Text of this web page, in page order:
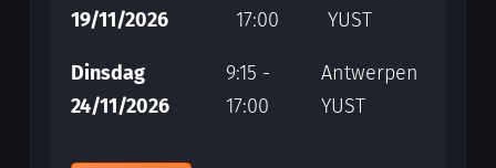
19/11/2026
17:00
YUST
Dinsdag
24/11/2026
9:15 -
17:00
Antwerpen
YUST